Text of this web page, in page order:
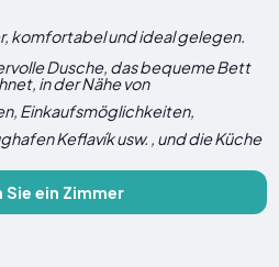
komfortabel und ideal gelegen.
Dusche, das bequeme Bett
in der Nähe von
Einkaufsmöglichkeiten,
Keflavík usw. , und die Küche
Sie ein Zimmer